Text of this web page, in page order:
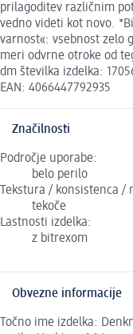
prilagoditev različnim
vedno videti kot novo.
varnost«: vsebnost zelo
meri odvrne otroke od
dm številka izdelka:
EAN: 4066447792935
Značilnosti
Področje uporabe:
belo perilo
Tekstura / konsistenca /
tekoče
Lastnosti izdelka:
z bitrexom
Obvezne informacije
Točno ime izdelka: